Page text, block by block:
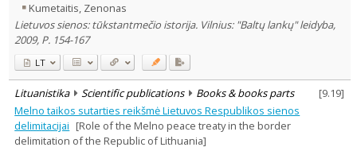
Kumetaitis, Zenonas
Lietuvos sienos: tūkstantmečio istorija. Vilnius: "Baltų lankų" leidyba,
2009, P. 154-167
LT
Lituanistika Scientific publications Books & books parts [9.19]
Melno taikos sutarties reikšmė Lietuvos Respublikos sienos
delimitacijai [Role of the Melno peace treaty in the border
delimitation of the Republic of Lithuania]